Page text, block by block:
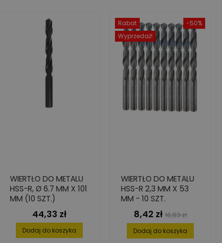
WIERTŁO DO METALU
HSS-R, Ø 6.7 MM X 101
MM (10 SZT.)
Cena
44,33 zł
Dodaj do koszyka
-50%
Rabat
Wyprzedaż!
WIERTŁO DO METALU
HSS-R 2,3 MM X 53
MM - 10 SZT.
Cena
8,42 zł Cena
podstawowa
16,83 zł
Dodaj do koszyka